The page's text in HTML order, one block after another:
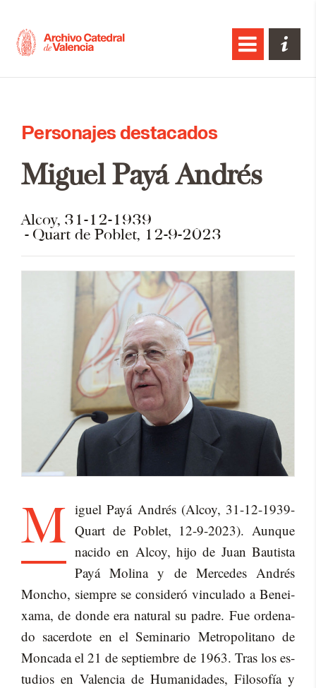
Personajes destacados
Miguel Payá Andrés
Alcoy, 31-12-1939
Quart de Poblet, 12-9-2023
M i­guel Payá An­drés (Al­coy, 31-12-1939-
Quart de Po­blet, 12-9-2023). Aun­que
na­ci­do en Al­coy, hijo de Juan Bau­tis­ta
Payá Mo­li­na y de Mer­ce­des An­drés
Mon­cho, siem­pre se con­si­de­ró vin­cu­la­do a Be­nei­
xa­ma, de don­de era na­tu­ral su pa­dre. Fue or­de­na­
do sa­cer­do­te en el Se­mi­na­rio Me­tro­po­li­tano de
Mon­ca­da el 21 de sep­tiem­bre de 1963. Tras los es­
tu­dios en Va­len­cia de Hu­ma­ni­da­des, Fi­lo­so­fía y